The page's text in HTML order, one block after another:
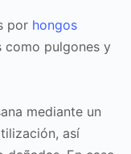
por hongos
como pulgones y
mediante un
así